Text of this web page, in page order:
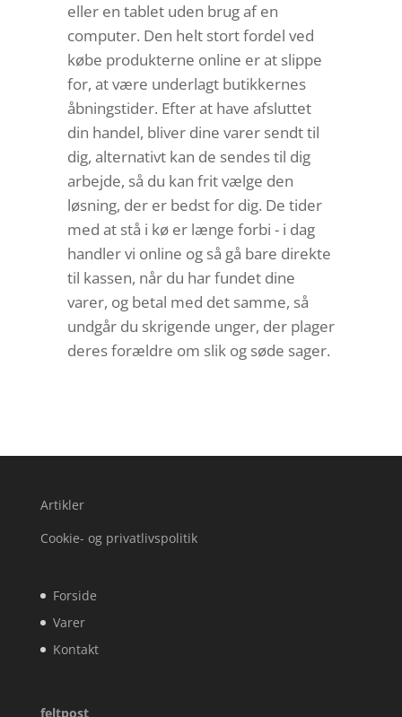
eller en tablet uden brug af en
computer. Den helt stort fordel ved
købe produkterne online er at slippe
for, at være underlagt butikkernes
åbningstider. Efter at have afsluttet
din handel, bliver dine varer sendt til
dig, alternativt kan de sendes til dig
arbejde, så du kan frit vælge den
løsning, der er bedst for dig. De tider
med at stå i kø er længe forbi - i dag
handler vi online og så gå bare direkte
til kassen, når du har fundet dine
varer, og betal med det samme, så
undgår du skrigende unger, der plager
deres forældre om slik og søde sager.
Artikler
Cookie- og privatlivspolitik
Forside
Varer
Kontakt
feltpost